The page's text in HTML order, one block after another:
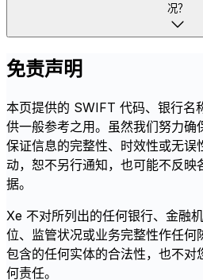
况？
免责声明
本页提供的 SWIFT 代码、银行名
供一般参考之用。虽然我们努力
保证信息的完整性、时效性或无误
动，恕不另行通知，也可能不反映
据。
Xe 不对所列出的任何银行、金融
位、监管状况或业务完整性作任何
包含的任何实体的合法性，也不对
何责任。